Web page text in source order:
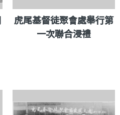
虎尾基督徒聚會處舉行第
一次聯合浸禮